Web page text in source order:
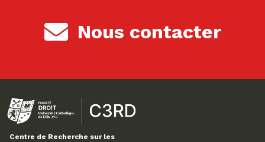
Nous contacter
Centre de Recherche sur les